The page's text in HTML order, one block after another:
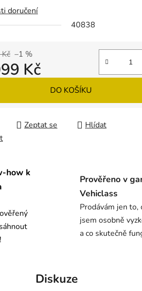
doručení
40838
–1 %
Kč
DO KOŠÍKU
Zeptat se
Hlídat
how k
Prověřeno v
Vehiclass
Prodávám jen to,
jsem osobně
a co skutečně
Diskuze